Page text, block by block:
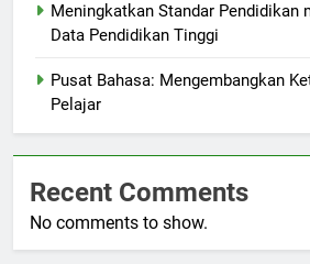
Meningkatkan Standar Pendidikan
Data Pendidikan Tinggi
Pusat Bahasa: Mengembangkan
Pelajar
Recent Comments
No comments to show.